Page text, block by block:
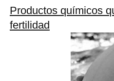
Productos químicos
fertilidad